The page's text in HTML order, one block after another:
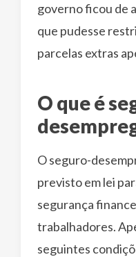
governo ficou de
que pudesse
parcelas extras
O que é
O seguro-
previsto em lei
segurança
trabalhadores.
seguintes